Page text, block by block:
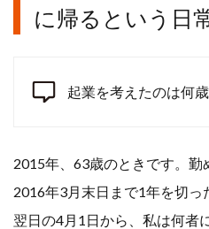
に帰るという日
起業を考えたのは何
2015年、63歳のときです。勤
2016年3月末日まで1年を切っ
翌日の4月1日から、私は何者